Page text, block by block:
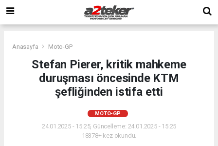
Anasayfa Moto-GP
Stefan Pierer, kritik mahkeme
duruşması öncesinde KTM
şefliğinden istifa etti
MOTO-GP
24.01.2025 - 15:25, Güncelleme: 24.01.2025 - 15:25
18378+ kez okundu.